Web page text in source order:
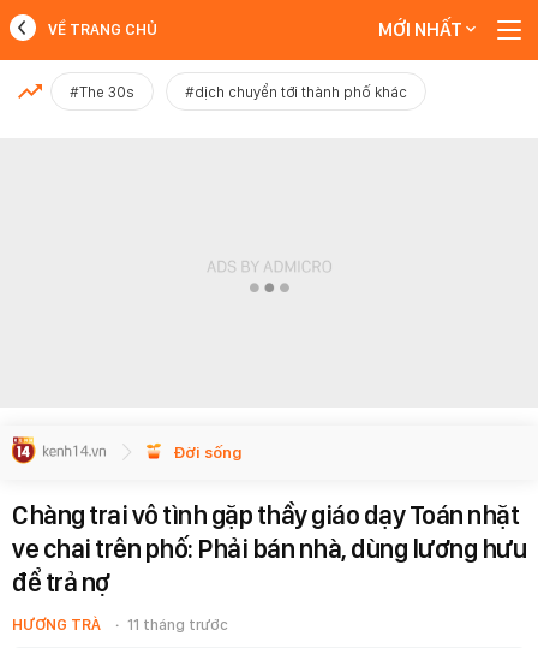
MỚI NHẤT
VỀ TRANG CHỦ MỚI NHẤT
#The 30s #dịch chuyển tới thành phố khác
Đời sống
Chàng trai vô tình gặp thầy giáo dạy Toán nhặt
ve chai trên phố: Phải bán nhà, dùng lương hưu
để trả nợ
HƯƠNG TRÀ 11 tháng trước